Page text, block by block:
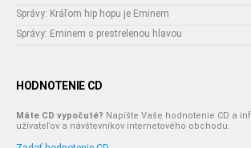
Správy: Kráľom hip hopu je Eminem
Správy: Eminem s prestrelenou hlavou
HODNOTENIE CD
Máte CD vypočuté? Napíšte Vaše hodnotenie CD a
užívateľov a návštevníkov internetového obchodu.